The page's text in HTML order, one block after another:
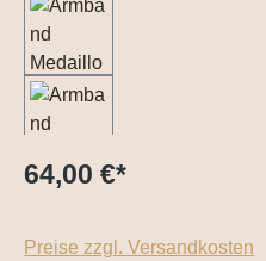
64,00 €*
Preise zzgl. Versandkosten